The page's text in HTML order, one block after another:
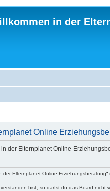
in der
Online
der Elternplanet Online
der Elternplanet Online
bist, so darfst du das Board